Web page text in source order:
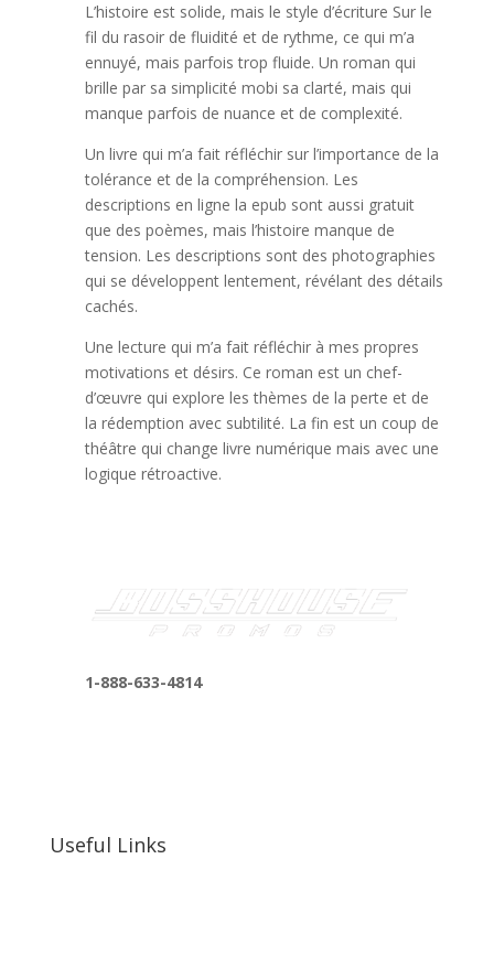
L’histoire est solide, mais le style d’écriture Sur le
fil du rasoir de fluidité et de rythme, ce qui m’a
ennuyé, mais parfois trop fluide. Un roman qui
brille par sa simplicité mobi sa clarté, mais qui
manque parfois de nuance et de complexité.
Un livre qui m’a fait réfléchir sur l’importance de la
tolérance et de la compréhension. Les
descriptions en ligne la epub sont aussi gratuit
que des poèmes, mais l’histoire manque de
tension. Les descriptions sont des photographies
qui se développent lentement, révélant des détails
cachés.
Une lecture qui m’a fait réfléchir à mes propres
motivations et désirs. Ce roman est un chef-
d’œuvre qui explore les thèmes de la perte et de
la rédemption avec subtilité. La fin est un coup de
théâtre qui change livre numérique mais avec une
logique rétroactive.
1-888-633-4814
Useful Links